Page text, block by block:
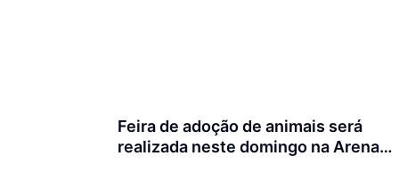
Feira de adoção de animais será
realizada neste domingo na Arena